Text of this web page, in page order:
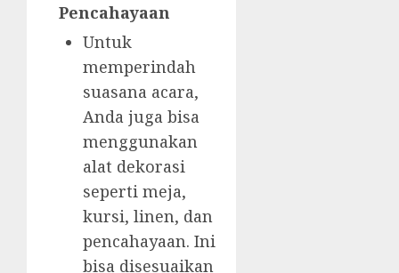
Pencahayaan
Untuk
memperindah
suasana acara,
Anda juga bisa
menggunakan
alat dekorasi
seperti meja,
kursi, linen, dan
pencahayaan. Ini
bisa disesuaikan